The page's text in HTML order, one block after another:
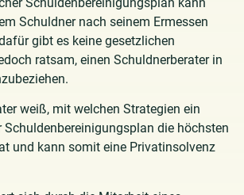
Schuldner nach seinem Ermessen
gibt es keine gesetzlichen
ratsam, einen Schuldnerberater in
weiß, mit welchen Strategien ein
Schuldenbereinigungsplan die höchsten
und kann somit eine Privatinsolvenz